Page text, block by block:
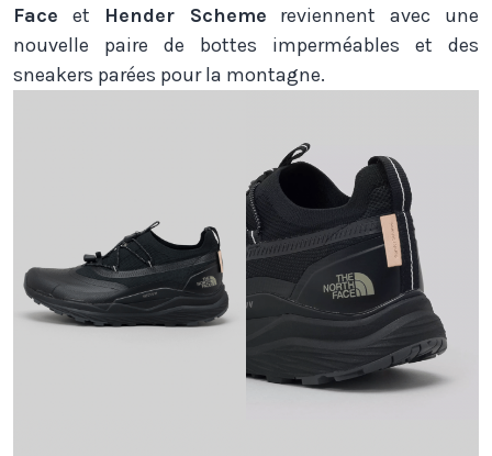
Face et Hender Scheme reviennent avec une
nouvelle paire de bottes imperméables et des
sneakers parées pour la montagne.